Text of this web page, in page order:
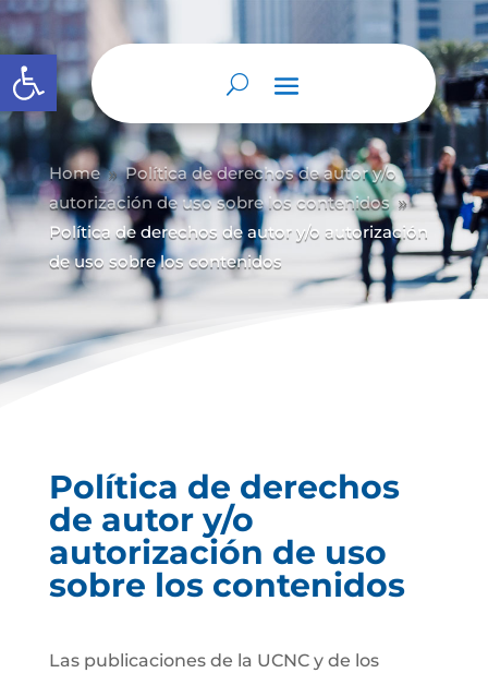
Abrir barra de herramientas
Home 9 Política de derechos de autor y/o
autorización de uso sobre los contenidos 9
Política de derechos de autor y/o autorización
de uso sobre los contenidos
Política de derechos
de autor y/o
autorización de uso
sobre los contenidos
Las publicaciones de la UCNC y de los